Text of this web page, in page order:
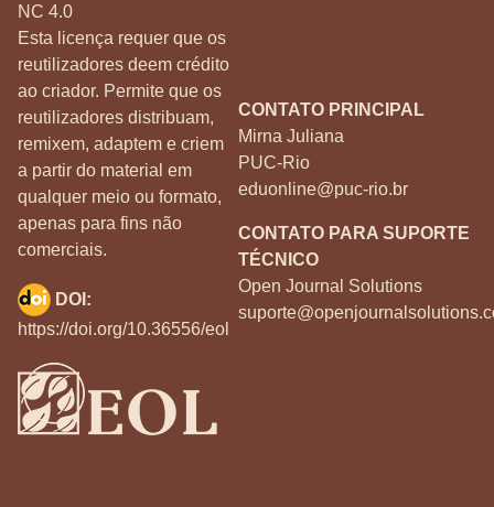
NC 4.0
Esta licença requer que os
reutilizadores deem crédito
ao criador. Permite que os
reutilizadores distribuam,
remixem, adaptem e criem
a partir do material em
qualquer meio ou formato,
apenas para fins não
comerciais.
CONTATO PRINCIPAL
Mirna Juliana
PUC-Rio
eduonline@puc-rio.br
CONTATO PARA SUPORTE
TÉCNICO
Open Journal Solutions
DOI:
https://doi.org/10.36556/eol